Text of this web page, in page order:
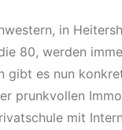
in
80, werden
gibt es nun
prunkvollen
mit